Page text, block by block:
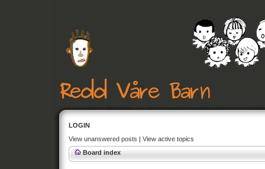
LOGIN
View unanswered posts | View active topics
Board index